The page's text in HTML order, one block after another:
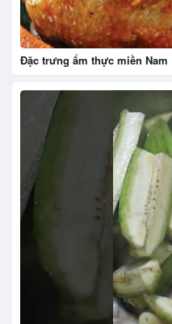
Đặc trưng ẩm thực miền Nam